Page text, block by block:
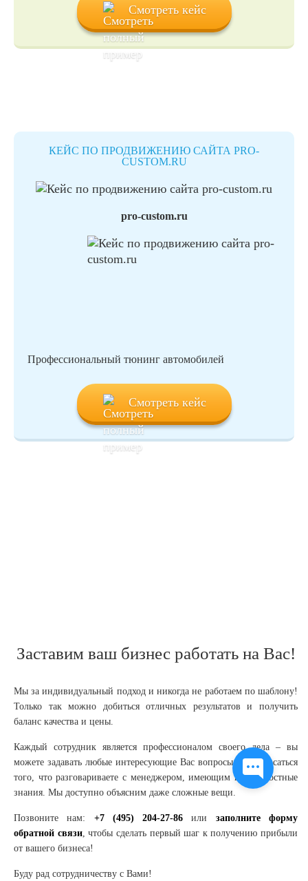
Смотреть кейс
КЕЙС ПО ПРОДВИЖЕНИЮ САЙТА PRO-
CUSTOM.RU
pro-custom.ru
Профессиональный тюнинг автомобилей
Смотреть кейс
Заставим ваш бизнес работать на Вас!
Мы за индивидуальный подход и никогда не работаем по шаблону!
Только так можно добиться отличных результатов и получить
баланс качества и цены.
Каждый сотрудник является профессионалом своего дела – вы
можете задавать любые интересующие Вас вопросы и не опасаться
того, что разговариваете с менеджером, имеющим поверхностные
знания. Мы доступно объясним даже сложные вещи.
Позвоните нам: +7 (495) 204-27-86 или заполните форму
обратной связи, чтобы сделать первый шаг к получению прибыли
от вашего бизнеса!
Буду рад сотрудничеству с Вами!